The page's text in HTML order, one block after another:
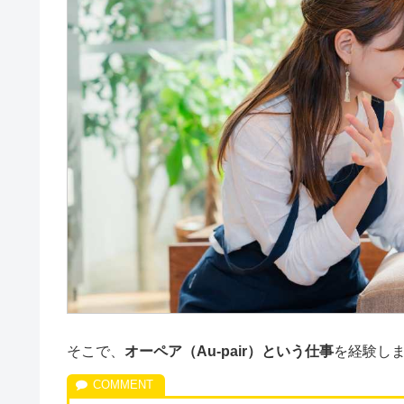
そこで、 オーペア（Au-pair）という仕事を経験し